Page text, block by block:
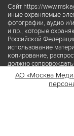
Сайт https://
иные охраняемые
фотографии, аудио и/
и пр., которые
Российской
использование
копирование,
должно
правообладателя ©
www.mskagency.ru
материалов сайта
АО «Москва